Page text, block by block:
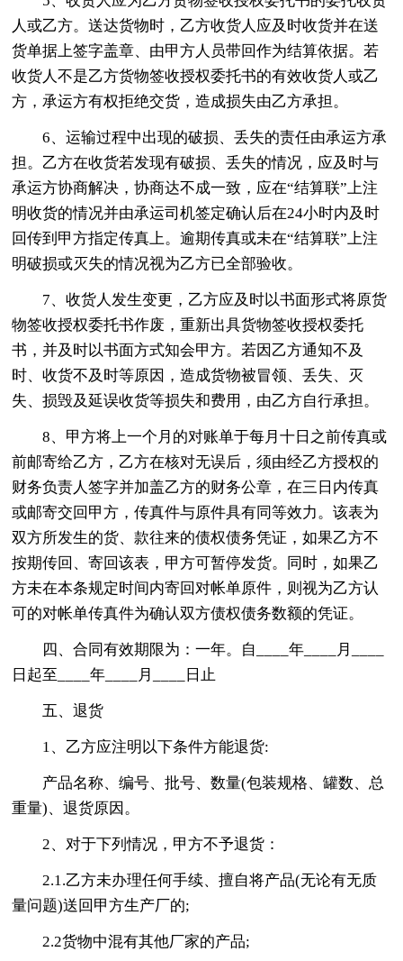
人或乙方。送达货物时，乙方收货人应及时收货并在送
货单据上签字盖章、由甲方人员带回作为结算依据。若
收货人不是乙方货物签收授权委托书的有效收货人或乙
方，承运方有权拒绝交货，造成损失由乙方承担。
6、运输过程中出现的破损、丢失的责任由承运方承
担。乙方在收货若发现有破损、丢失的情况，应及时与
承运方协商解决，协商达不成一致，应在“结算联”上注
明收货的情况并由承运司机签定确认后在24小时内及时
回传到甲方指定传真上。逾期传真或未在“结算联”上注
明破损或灭失的情况视为乙方已全部验收。
7、收货人发生变更，乙方应及时以书面形式将原货
物签收授权委托书作废，重新出具货物签收授权委托
书，并及时以书面方式知会甲方。若因乙方通知不及
时、收货不及时等原因，造成货物被冒领、丢失、灭
失、损毁及延误收货等损失和费用，由乙方自行承担。
8、甲方将上一个月的对账单于每月十日之前传真或
前邮寄给乙方，乙方在核对无误后，须由经乙方授权的
财务负责人签字并加盖乙方的财务公章，在三日内传真
或邮寄交回甲方，传真件与原件具有同等效力。该表为
双方所发生的货、款往来的债权债务凭证，如果乙方不
按期传回、寄回该表，甲方可暂停发货。同时，如果乙
方未在本条规定时间内寄回对帐单原件，则视为乙方认
可的对帐单传真件为确认双方债权债务数额的凭证。
四、合同有效期限为：一年。自____年____月____
日起至____年____月____日止
五、退货
1、乙方应注明以下条件方能退货:
产品名称、编号、批号、数量(包装规格、罐数、总
重量)、退货原因。
2、对于下列情况，甲方不予退货：
2.1.乙方未办理任何手续、擅自将产品(无论有无质
量问题)送回甲方生产厂的;
2.2货物中混有其他厂家的产品;